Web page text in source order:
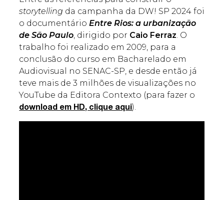
storytelling da campanha da DW! SP 2024 foi
o documentárioEntre Rios: a urbanização
de São Paulo, dirigido por Caio Ferraz. O
trabalho foi realizado em 2009, para a
conclusão do curso em Bacharelado em
Audiovisual no SENAC-SP, e desde então já
teve mais de 3 milhões de visualizações no
YouTube da Editora Contexto (para fazer o
download em HD, clique aqui).